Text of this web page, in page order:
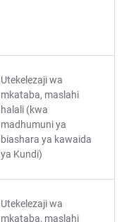
Utekelezaji wa
mkataba, maslahi
halali (kwa
madhumuni ya
biashara ya kawaida
ya Kundi)
Utekelezaji wa
mkataba, maslahi